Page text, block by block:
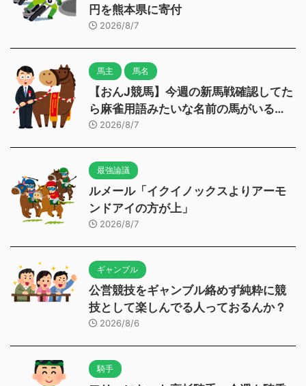
円を熊本県に寄付
2026/8/7
馬主 馬名
【おんJ競馬】今週の新馬戦確認してた
ら麻雀用語みたいな名前の馬がいる…
2026/8/7
最強論議
ルメール「イクイノックスよりアーモ
ンドアイの方が上」
2026/8/7
ギャンブル
公営競技をギャンブル絡めず純粋に競
技として楽しんでる人っておるんか？
2026/8/6
騎手